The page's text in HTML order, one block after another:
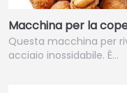
Macchina per la
Questa macchina per
acciaio inossidabile. È…